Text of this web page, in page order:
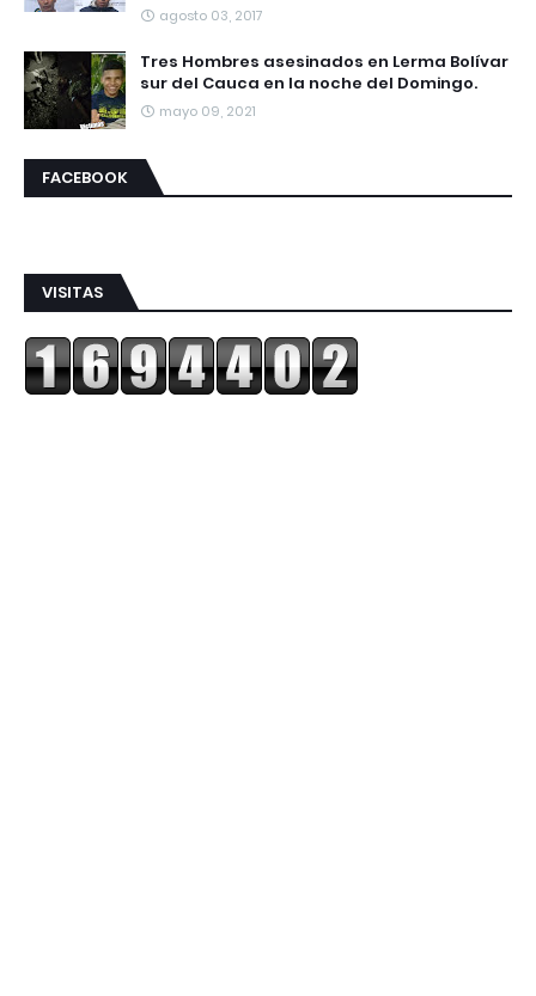
agosto 03, 2017
Tres Hombres asesinados en Lerma Bolívar
sur del Cauca en la noche del Domingo.
mayo 09, 2021
FACEBOOK
VISITAS